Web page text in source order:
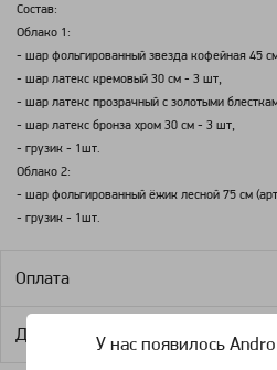
Состав:
Облако 1:
- шар фольгированный звезда кофейная 45
- шар латекс кремовый 30 см - 3 шт,
- шар латекс прозрачный с золотыми
- шар латекс бронза хром 30 см - 3 шт,
- грузик - 1шт.
Облако 2:
- шар фольгированный ёжик лесной 75 см
- грузик - 1шт.
Оплата
Доставка
У нас появилось